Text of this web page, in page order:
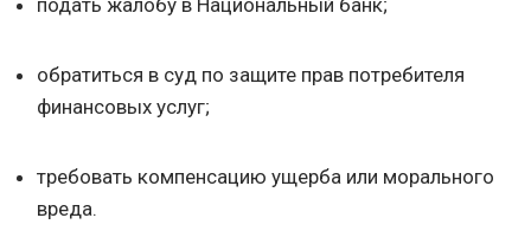
подать жалобу в Национальный банк;
обратиться в суд по защите прав потребителя
финансовых услуг;
требовать компенсацию ущерба или морального
вреда.